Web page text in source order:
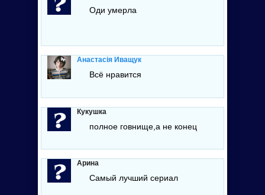
Оди умерла
Анастасія Иващук
Всё нравится
Кукушка
полное говнище,а не конец
Арина
Самый лучший сериал